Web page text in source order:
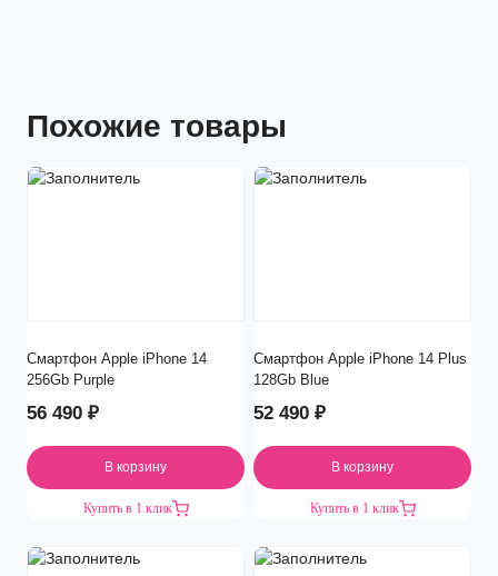
Похожие товары
Смартфон Apple iPhone 14
256Gb Purple
56 490 ₽
В корзину
Купить в 1 клик
Смартфон Apple iPhone 14 Plus
128Gb Blue
52 490 ₽
В корзину
Купить в 1 клик